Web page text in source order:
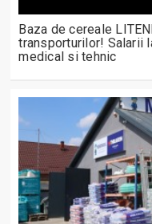
Baza de cereale
transporturilor! Salarii
medical si tehnic